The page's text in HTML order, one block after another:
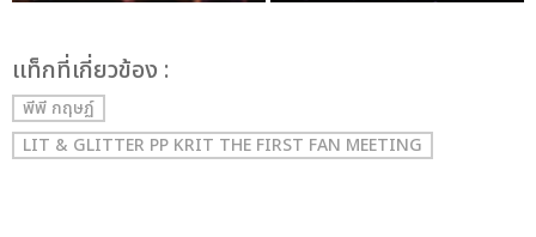
เเท็กที่เกี่ยวข้อง :
พีพี กฤษฏ์
LIT & GLITTER PP KRIT THE FIRST FAN MEETING